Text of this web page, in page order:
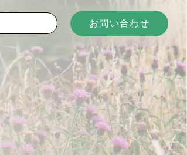
お問い合わせ